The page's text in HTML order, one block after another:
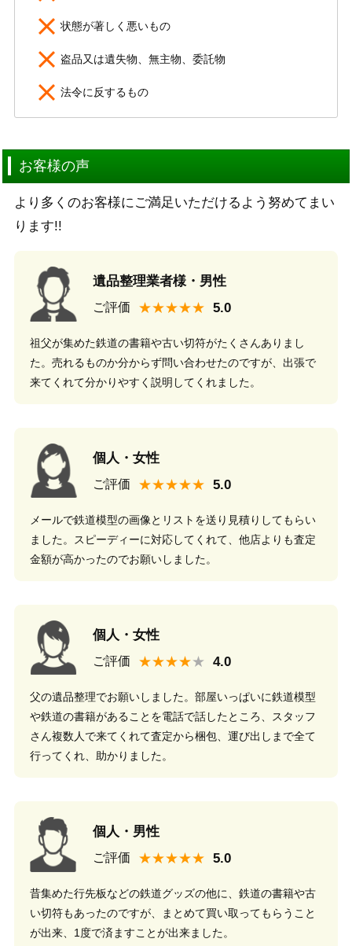
状態が著しく悪いもの
盗品又は遺失物、無主物、委託物
法令に反するもの
お客様の声
より多くのお客様にご満足いただけるよう努めてまい
ります!!
遺品整理業者様・男性
ご評価 ★★★★★
祖父が集めた鉄道の書籍や古い切符がたくさんありまし
た。売れるものか分からず問い合わせたのですが、出張で
来てくれて分かりやすく説明してくれました。
個人・女性
ご評価 ★★★★★
メールで鉄道模型の画像とリストを送り見積りしてもらい
ました。スピーディーに対応してくれて、他店よりも査定
金額が高かったのでお願いしました。
個人・女性
ご評価 ★★★★
父の遺品整理でお願いしました。部屋いっぱいに鉄道模型
や鉄道の書籍があることを電話で話したところ、スタッフ
さん複数人で来てくれて査定から梱包、運び出しまで全て
行ってくれ、助かりました。
個人・男性
ご評価 ★★★★★
昔集めた行先板などの鉄道グッズの他に、鉄道の書籍や古
い切符もあったのですが、まとめて買い取ってもらうこと
が出来、1度で済ますことが出来ました。